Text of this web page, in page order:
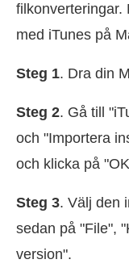
filkonverteringar.
med iTunes på
Steg 1. Dra din
Steg 2. Gå till
och "Importera
och klicka på
Steg 3. Välj den
sedan på "File",
version".